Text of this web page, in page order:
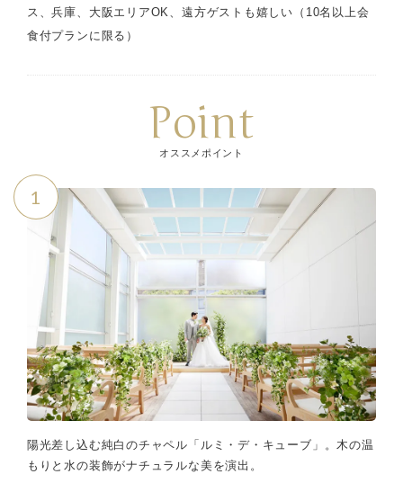
ス、兵庫、大阪エリアOK、遠方ゲストも嬉しい（10名以上会
食付プランに限る）
Point
オススメポイント
1
陽光差し込む純白のチャペル「ルミ・デ・キューブ」。木の温
もりと水の装飾がナチュラルな美を演出。